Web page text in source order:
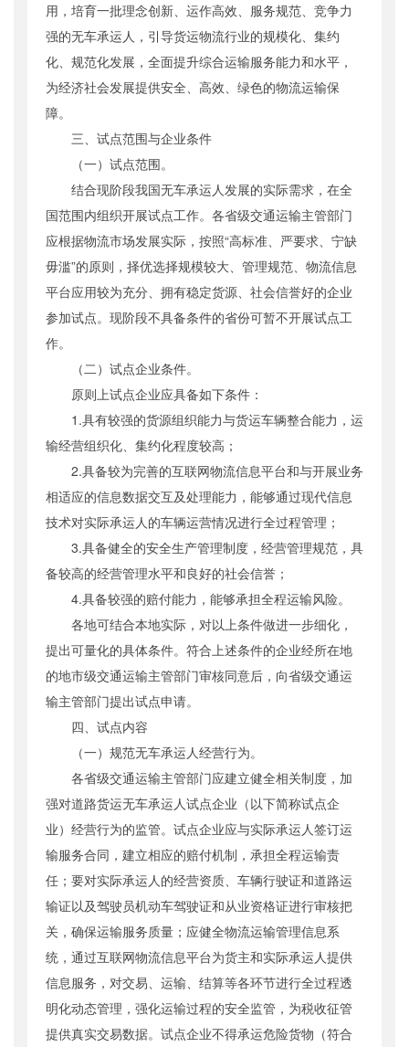
用，培育一批理念创新、运作高效、服务规范、竞争力
强的无车承运人，引导货运物流行业的规模化、集约
化、规范化发展，全面提升综合运输服务能力和水平，
为经济社会发展提供安全、高效、绿色的物流运输保
障。
三、试点范围与企业条件
（一）试点范围。
结合现阶段我国无车承运人发展的实际需求，在全
国范围内组织开展试点工作。各省级交通运输主管部门
应根据物流市场发展实际，按照“高标准、严要求、宁缺
毋滥”的原则，择优选择规模较大、管理规范、物流信息
平台应用较为充分、拥有稳定货源、社会信誉好的企业
参加试点。现阶段不具备条件的省份可暂不开展试点工
作。
（二）试点企业条件。
原则上试点企业应具备如下条件：
1.具有较强的货源组织能力与货运车辆整合能力，运
输经营组织化、集约化程度较高；
2.具备较为完善的互联网物流信息平台和与开展业务
相适应的信息数据交互及处理能力，能够通过现代信息
技术对实际承运人的车辆运营情况进行全过程管理；
3.具备健全的安全生产管理制度，经营管理规范，具
备较高的经营管理水平和良好的社会信誉；
4.具备较强的赔付能力，能够承担全程运输风险。
各地可结合本地实际，对以上条件做进一步细化，
提出可量化的具体条件。符合上述条件的企业经所在地
的地市级交通运输主管部门审核同意后，向省级交通运
输主管部门提出试点申请。
四、试点内容
（一）规范无车承运人经营行为。
各省级交通运输主管部门应建立健全相关制度，加
强对道路货运无车承运人试点企业（以下简称试点企
业）经营行为的监管。试点企业应与实际承运人签订运
输服务合同，建立相应的赔付机制，承担全程运输责
任；要对实际承运人的经营资质、车辆行驶证和道路运
输证以及驾驶员机动车驾驶证和从业资格证进行审核把
关，确保运输服务质量；应健全物流运输管理信息系
统，通过互联网物流信息平台为货主和实际承运人提供
信息服务，对交易、运输、结算等各环节进行全过程透
明化动态管理，强化运输过程的安全监管，为税收征管
提供真实交易数据。试点企业不得承运危险货物（符合